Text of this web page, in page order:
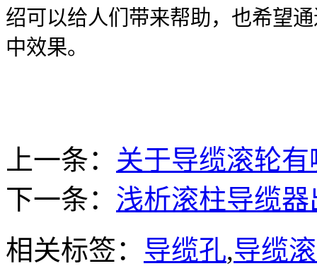
绍可以给人们带来帮助，也希望
中效果。
上一条： 关于导缆滚轮
下一条： 浅析滚柱导缆
相关标签： 导缆孔,导缆